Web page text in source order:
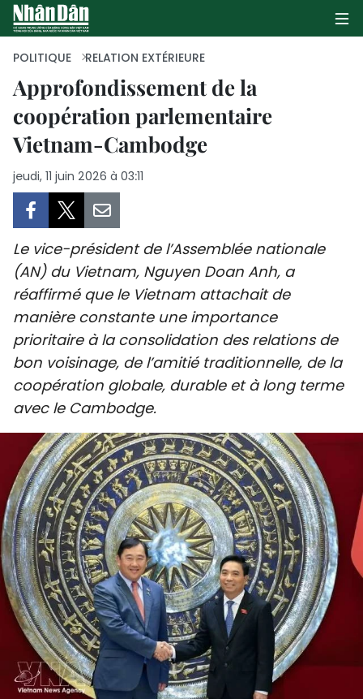
PAGE D'ACCUEIL
POLITIQUE
CULTURE
TOURISME
ENVIRONNEMENT
SPORT
FRANCOPHONIE
PAYS NATAL
INTERNATIONAL
MÉGASTORIE
INFOGRAPHIE
PHOTO
VIDÉO
POLITIQUE RELATION EXTÉRIEURE
Approfondissement de la
coopération parlementaire
Vietnam-Cambodge
jeudi, 11 juin 2026 à 03:11
Le vice-président de l’Assemblée nationale
(AN) du Vietnam, Nguyen Doan Anh, a
réaffirmé que le Vietnam attachait de
manière constante une importance
prioritaire à la consolidation des relations de
bon voisinage, de l’amitié traditionnelle, de la
coopération globale, durable et à long terme
avec le Cambodge.